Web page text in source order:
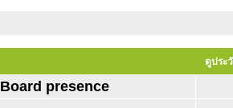
ดูประ
Board presence